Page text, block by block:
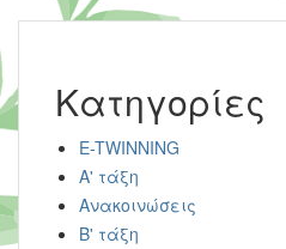
Kατηγορίες
E-TWINNING
Α' τάξη
Ανακοινώσεις
Β' τάξη